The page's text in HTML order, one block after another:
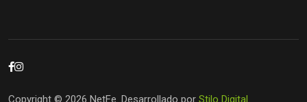
Copyright © 2026 NetFe. Desarrollado por Stilo Digital